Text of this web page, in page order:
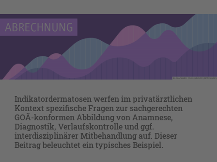
Indikatordermatosen werfen im privatärztlichen
Kontext spezifische Fragen zur sachgerechten
GOÄ-konformen Abbildung von Anamnese,
Diagnostik, Verlaufskontrolle und ggf.
interdisziplinärer Mitbehandlung auf. Dieser
Beitrag beleuchtet ein typisches Beispiel.